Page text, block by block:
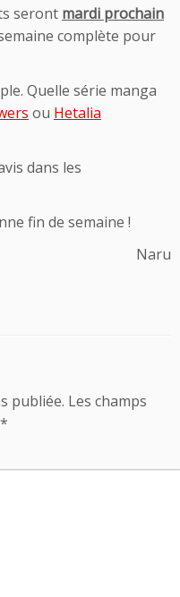
seront mardi prochain
complète pour
Quelle série manga
ou Hetalia
dans les
fin de semaine !
Naru
publiée. Les champs
*